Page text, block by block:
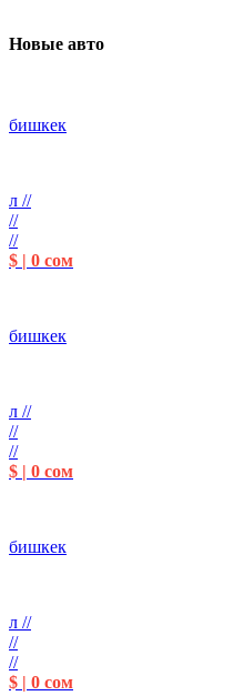
Новые авто
бишкек
л //
//
//
$ | 0 сом
бишкек
л //
//
//
$ | 0 сом
бишкек
л //
//
//
$ | 0 сом